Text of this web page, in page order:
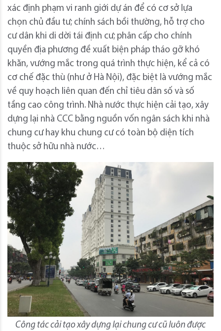
xác định phạm vi ranh giới dự án để có cơ sở lựa
chọn chủ đầu tư; chính sách bồi thường, hỗ trợ cho
cư dân khi di dời tái định cư; phân cấp cho chính
quyền địa phương đề xuất biện pháp tháo gỡ khó
khăn, vướng mắc trong quá trình thực hiện, kể cả có
cơ chế đặc thù (như ở Hà Nội), đặc biệt là vướng mắc
về quy hoạch liên quan đến chỉ tiêu dân số và số
tầng cao công trình. Nhà nước thực hiện cải tạo, xây
dựng lại nhà CCC bằng nguồn vốn ngân sách khi nhà
chung cư hay khu chung cư có toàn bộ diện tích
thuộc sở hữu nhà nước…
Công tác cải tạo xây dựng lại chung cư cũ luôn được